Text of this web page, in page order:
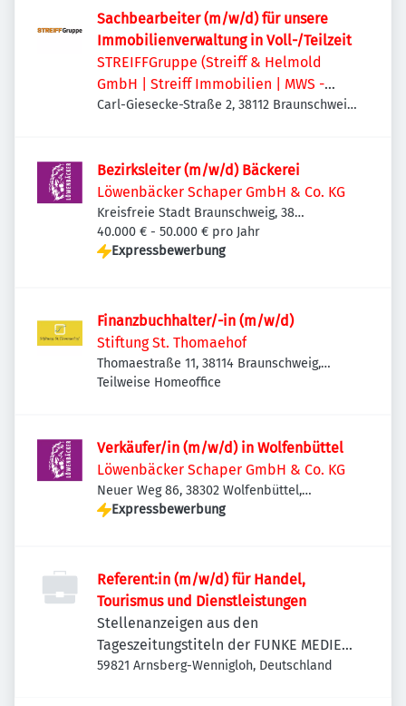
Sachbearbeiter (m/w/d) für unsere
Immobilienverwaltung in Voll-/Teilzeit
STREIFFGruppe (Streiff & Helmold
GmbH | Streiff Immobilien | MWS -
Mechanische Werkstatt Streiff GmbH &
Carl-Giesecke-Straße 2, 38112 Braunschweig,
Bezirksleiter (m/w/d) Bäckerei
Löwenbäcker Schaper GmbH & Co. KG
Kreisfreie Stadt Braunschweig, 38
Braunschweig, Deutschland
40.000 € - 50.000 € pro Jahr
Expressbewerbung
Finanzbuchhalter/-in (m/w/d)
Stiftung St. Thomaehof
Thomaestraße 11, 38114 Braunschweig,
Deutschland
Teilweise Homeoffice
Verkäufer/in (m/w/d) in Wolfenbüttel
Löwenbäcker Schaper GmbH & Co. KG
Neuer Weg 86, 38302 Wolfenbüttel,
Deutschland
Expressbewerbung
Referent:in (m/w/d) für Handel,
Tourismus und Dienstleistungen
Stellenanzeigen aus den
Tageszeitungstiteln der FUNKE MEDIEN
NRW
59821 Arnsberg-Wennigloh, Deutschland